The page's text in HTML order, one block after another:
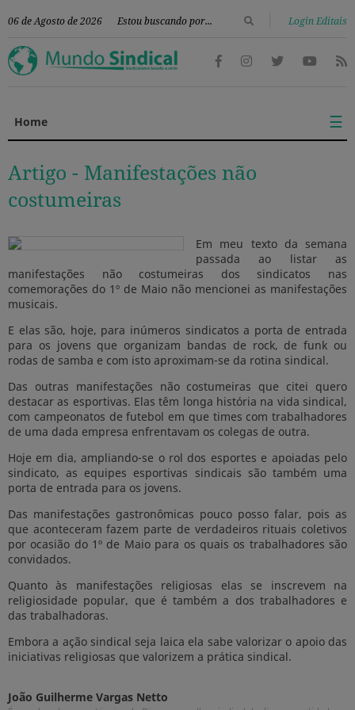
06 de Agosto de 2026 Login Editais
Home ☰
Artigo - Manifestações não
costumeiras
Em meu texto da semana
passada ao listar as
manifestações não costumeiras dos sindicatos nas
comemorações do 1º de Maio não mencionei as manifestações
musicais.
E elas são, hoje, para inúmeros sindicatos a porta de entrada
para os jovens que organizam bandas de rock, de funk ou
rodas de samba e com isto aproximam-se da rotina sindical.
Das outras manifestações não costumeiras que citei quero
destacar as esportivas. Elas têm longa história na vida sindical,
com campeonatos de futebol em que times com trabalhadores
de uma dada empresa enfrentavam os colegas de outra.
Hoje em dia, ampliando-se o rol dos esportes e apoiadas pelo
sindicato, as equipes esportivas sindicais são também uma
porta de entrada para os jovens.
Das manifestações gastronômicas pouco posso falar, pois as
que aconteceram fazem parte de verdadeiros rituais coletivos
por ocasião do 1º de Maio para os quais os trabalhadores são
convidados.
Quanto às manifestações religiosas elas se inscrevem na
religiosidade popular, que é também a dos trabalhadores e
das trabalhadoras.
Embora a ação sindical seja laica ela sabe valorizar o apoio das
iniciativas religiosas que valorizem a prática sindical.
João Guilherme Vargas Netto